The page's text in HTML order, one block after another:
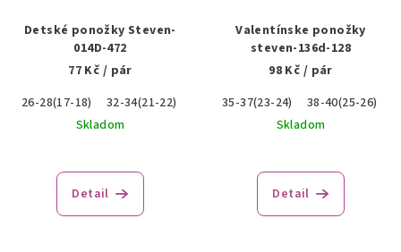
Detské ponožky Steven-
014D-472
77 Kč / pár
26-28(17-18)
32-34(21-22)
Skladom
Detail
Valentínske ponožky
steven-136d-128
98 Kč / pár
35-37(23-24)
38-40(25-26)
Skladom
Detail